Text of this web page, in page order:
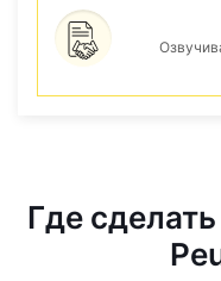
Где